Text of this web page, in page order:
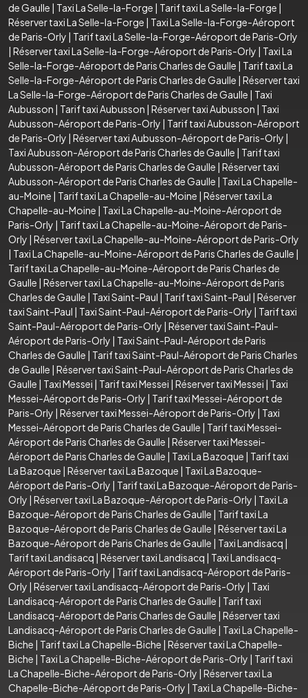
de Gaulle | Taxi La Selle-la-Forge | Tarif taxi La Selle-la-Forge |
Réserver taxi La Selle-la-Forge | Taxi La Selle-la-Forge-Aéroport
de Paris-Orly | Tarif taxi La Selle-la-Forge-Aéroport de Paris-Orly
| Réserver taxi La Selle-la-Forge-Aéroport de Paris-Orly | Taxi La
Selle-la-Forge-Aéroport de Paris Charles de Gaulle | Tarif taxi La
Selle-la-Forge-Aéroport de Paris Charles de Gaulle | Réserver taxi
La Selle-la-Forge-Aéroport de Paris Charles de Gaulle | Taxi
Aubusson | Tarif taxi Aubusson | Réserver taxi Aubusson | Taxi
Aubusson-Aéroport de Paris-Orly | Tarif taxi Aubusson-Aéroport
de Paris-Orly | Réserver taxi Aubusson-Aéroport de Paris-Orly |
Taxi Aubusson-Aéroport de Paris Charles de Gaulle | Tarif taxi
Aubusson-Aéroport de Paris Charles de Gaulle | Réserver taxi
Aubusson-Aéroport de Paris Charles de Gaulle | Taxi La Chapelle-
au-Moine | Tarif taxi La Chapelle-au-Moine | Réserver taxi La
Chapelle-au-Moine | Taxi La Chapelle-au-Moine-Aéroport de
Paris-Orly | Tarif taxi La Chapelle-au-Moine-Aéroport de Paris-
Orly | Réserver taxi La Chapelle-au-Moine-Aéroport de Paris-Orly
| Taxi La Chapelle-au-Moine-Aéroport de Paris Charles de Gaulle |
Tarif taxi La Chapelle-au-Moine-Aéroport de Paris Charles de
Gaulle | Réserver taxi La Chapelle-au-Moine-Aéroport de Paris
Charles de Gaulle | Taxi Saint-Paul | Tarif taxi Saint-Paul | Réserver
taxi Saint-Paul | Taxi Saint-Paul-Aéroport de Paris-Orly | Tarif taxi
Saint-Paul-Aéroport de Paris-Orly | Réserver taxi Saint-Paul-
Aéroport de Paris-Orly | Taxi Saint-Paul-Aéroport de Paris
Charles de Gaulle | Tarif taxi Saint-Paul-Aéroport de Paris Charles
de Gaulle | Réserver taxi Saint-Paul-Aéroport de Paris Charles de
Gaulle | Taxi Messei | Tarif taxi Messei | Réserver taxi Messei | Taxi
Messei-Aéroport de Paris-Orly | Tarif taxi Messei-Aéroport de
Paris-Orly | Réserver taxi Messei-Aéroport de Paris-Orly | Taxi
Messei-Aéroport de Paris Charles de Gaulle | Tarif taxi Messei-
Aéroport de Paris Charles de Gaulle | Réserver taxi Messei-
Aéroport de Paris Charles de Gaulle | Taxi La Bazoque | Tarif taxi
La Bazoque | Réserver taxi La Bazoque | Taxi La Bazoque-
Aéroport de Paris-Orly | Tarif taxi La Bazoque-Aéroport de Paris-
Orly | Réserver taxi La Bazoque-Aéroport de Paris-Orly | Taxi La
Bazoque-Aéroport de Paris Charles de Gaulle | Tarif taxi La
Bazoque-Aéroport de Paris Charles de Gaulle | Réserver taxi La
Bazoque-Aéroport de Paris Charles de Gaulle | Taxi Landisacq |
Tarif taxi Landisacq | Réserver taxi Landisacq | Taxi Landisacq-
Aéroport de Paris-Orly | Tarif taxi Landisacq-Aéroport de Paris-
Orly | Réserver taxi Landisacq-Aéroport de Paris-Orly | Taxi
Landisacq-Aéroport de Paris Charles de Gaulle | Tarif taxi
Landisacq-Aéroport de Paris Charles de Gaulle | Réserver taxi
Landisacq-Aéroport de Paris Charles de Gaulle | Taxi La Chapelle-
Biche | Tarif taxi La Chapelle-Biche | Réserver taxi La Chapelle-
Biche | Taxi La Chapelle-Biche-Aéroport de Paris-Orly | Tarif taxi
La Chapelle-Biche-Aéroport de Paris-Orly | Réserver taxi La
Chapelle-Biche-Aéroport de Paris-Orly | Taxi La Chapelle-Biche-